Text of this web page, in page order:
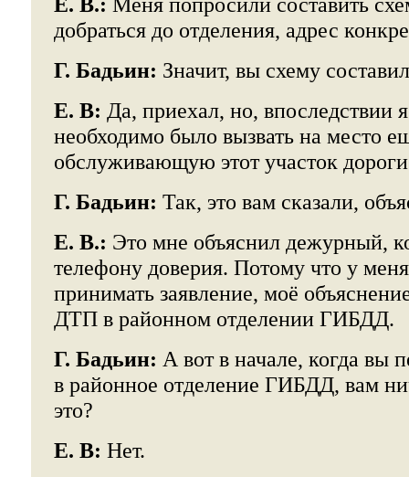
добраться до отделения, адрес
Г. Бадьин: Значит, вы схему
Е. В: Да, приехал, но, впоследствии
необходимо было вызвать на место
обслуживающую этот участок
Г. Бадьин: Так, это вам сказали,
Е. В.: Это мне объяснил дежурный,
телефону доверия. Потому что у
принимать заявление, моё
ДТП в районном отделении ГИБДД.
Г. Бадьин: А вот в начале, когда вы
в районное отделение ГИБДД, вам
это?
Е. В: Нет.